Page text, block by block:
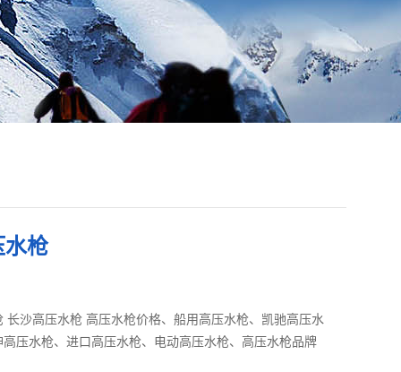
水枪
长沙高压水枪 高压水枪价格、船用高压水枪、凯驰高压水
高压水枪、进口高压水枪、电动高压水枪、高压水枪品牌